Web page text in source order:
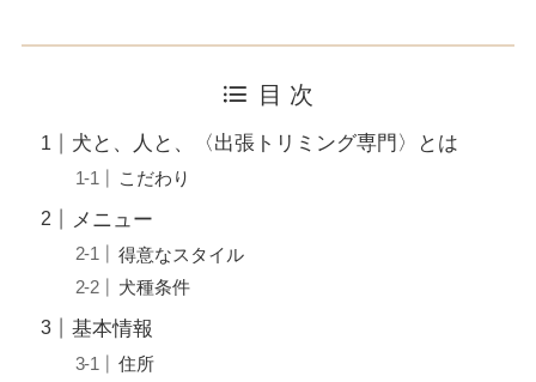
目 次
犬と、人と、〈出張トリミング専門〉とは
こだわり
メニュー
得意なスタイル
犬種条件
基本情報
住所